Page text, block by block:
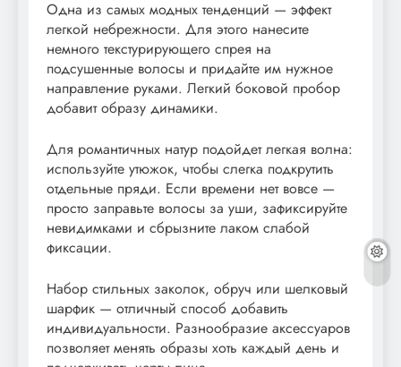
Одна из самых модных тенденций — эффект
легкой небрежности. Для этого нанесите
немного текстурирующего спрея на
подсушенные волосы и придайте им нужное
направление руками. Легкий боковой пробор
добавит образу динамики.
Для романтичных натур подойдет легкая волна:
используйте утюжок, чтобы слегка подкрутить
отдельные пряди. Если времени нет вовсе —
просто заправьте волосы за уши, зафиксируйте
невидимками и сбрызните лаком слабой
фиксации.
Набор стильных заколок, обруч или шелковый
шарфик — отличный способ добавить
индивидуальности. Разнообразие аксессуаров
позволяет менять образы хоть каждый день и